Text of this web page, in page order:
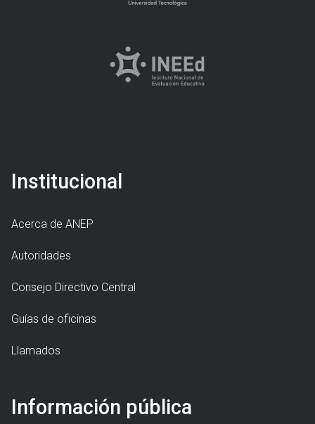
Institucional
Acerca de ANEP
Autoridades
Consejo Directivo Central
Guías de oficinas
Llamados
Información pública